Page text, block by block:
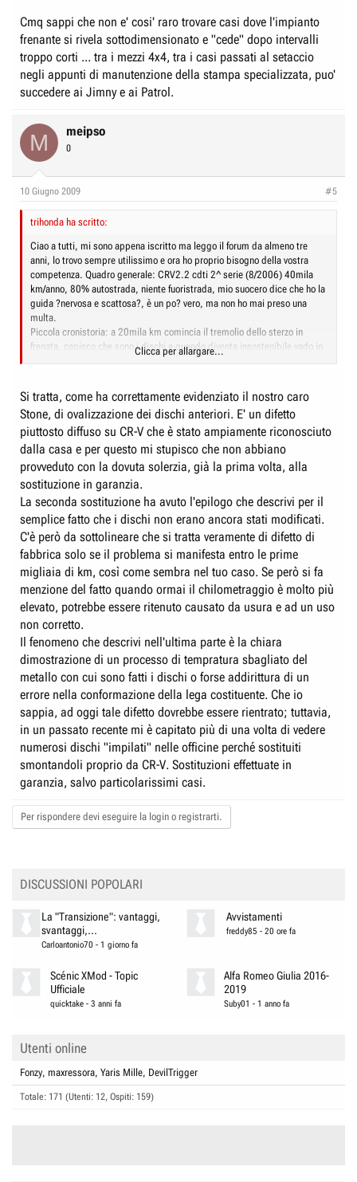
Cmq sappi che non e' cosi' raro trovare casi dove l'impianto
frenante si rivela sottodimensionato e "cede" dopo intervalli
troppo corti ... tra i mezzi 4x4, tra i casi passati al setaccio
negli appunti di manutenzione della stampa specializzata, puo'
succedere ai Jimny e ai Patrol.
M meipso
0
10 Giugno 2009 #5
trihonda ha scritto:
Ciao a tutti, mi sono appena iscritto ma leggo il forum da almeno tre
anni, lo trovo sempre utilissimo e ora ho proprio bisogno della vostra
competenza. Quadro generale: CRV2.2 cdti 2^ serie (8/2006) 40mila
km/anno, 80% autostrada, niente fuoristrada, mio suocero dice che ho la
guida ?nervosa e scattosa?, è un po? vero, ma non ho mai preso una
multa.
Piccola cronistoria: a 20mila km comincia il tremolio dello sterzo in
frenata, capisco che sono i dischi e quando diventa insostenibile vado in
officina. Il Capofficina mi accusa di aver fatto una ?frenata d?emergenza?
mie spese rettifica i dischi. Dopo 20mila ricomincia il tremolio, lo tengo
per un po? e ritorno in officina indiavolato. Pretendo un controllo
approfondito dell?impianto e la sostituzione in garanzia dei dischi
perché,dico, una delle due cose mi pare non funzioni come dovrebbe. La
Honda, interpellata, sostiene che la deformazione dei dischi è dovuta al
mio modo di frenare, secondo loro, troppo ?leggero e prolungato?. La
Conc., vista la mia faccia verde di rabbia, mostra una certa signorilità e
mi cambia i dischi gratis. Non ci crederete, ma dopo 20mila, effettuati
frenando in modo mai prolungato, giuro, di nuovo il tremolio. Ora sto per
cambiare e prendere al 3^ serie, ma VOGLIO CAPIRE se è davvero colpa
mia. Dati a conforto: le prime due frenate della giornata, freni freddi, lo
sterzo non trema; spesso, a pari velocità, due frenate identiche, a pochi
secondi di distanza una dall?altra, provocano una poco tremolio, l?altra
quasi mi strappa lo sterzo di mano. Lo so, sono stato prolisso e mi
scuso, ma ho bisogno di capire e quidi ringrazio subito chi mi vorrà
aiutare. Ciao
Clicca per allargare...
Si tratta, come ha correttamente evidenziato il nostro caro
Stone, di ovalizzazione dei dischi anteriori. E' un difetto
piuttosto diffuso su CR-V che è stato ampiamente riconosciuto
dalla casa e per questo mi stupisco che non abbiano
provveduto con la dovuta solerzia, già la prima volta, alla
sostituzione in garanzia.
La seconda sostituzione ha avuto l'epilogo che descrivi per il
semplice fatto che i dischi non erano ancora stati modificati.
C'è però da sottolineare che si tratta veramente di difetto di
fabbrica solo se il problema si manifesta entro le prime
migliaia di km, così come sembra nel tuo caso. Se però si fa
menzione del fatto quando ormai il chilometraggio è molto più
elevato, potrebbe essere ritenuto causato da usura e ad un uso
non corretto.
Il fenomeno che descrivi nell'ultima parte è la chiara
dimostrazione di un processo di tempratura sbagliato del
metallo con cui sono fatti i dischi o forse addirittura di un
errore nella conformazione della lega costituente. Che io
sappia, ad oggi tale difetto dovrebbe essere rientrato; tuttavia,
in un passato recente mi è capitato più di una volta di vedere
numerosi dischi "impilati" nelle officine perché sostituiti
smontandoli proprio da CR-V. Sostituzioni effettuate in
garanzia, salvo particolarissimi casi.
Per rispondere devi eseguire la login o registrarti.
DISCUSSIONI POPOLARI
La "Transizione": vantaggi,
svantaggi,...
Carloantonio70 - 1 giorno fa
Avvistamenti
freddy85 - 20 ore fa
Scénic XMod - Topic
Ufficiale
quicktake -3 anni fa
Alfa Romeo Giulia 2016-
2019
Suby01 - 1 anno fa
Utenti online
Fonzy maxressora Yaris Mille DevilTrigger
Totale: 171 (Utenti: 12, Ospiti: 159)